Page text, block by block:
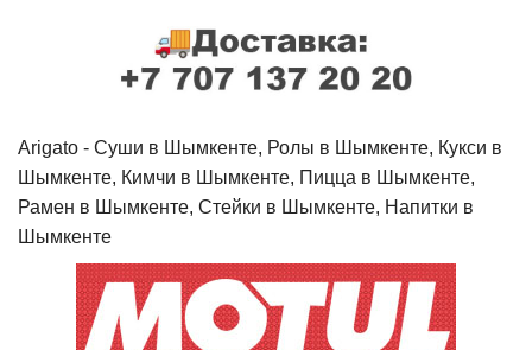
Arigato - Cуши в Шымкенте, Ролы в Шымкенте, Кукси в
Шымкенте, Кимчи в Шымкенте, Пицца в Шымкенте,
Рамен в Шымкенте, Стейки в Шымкенте, Напитки в
Шымкенте